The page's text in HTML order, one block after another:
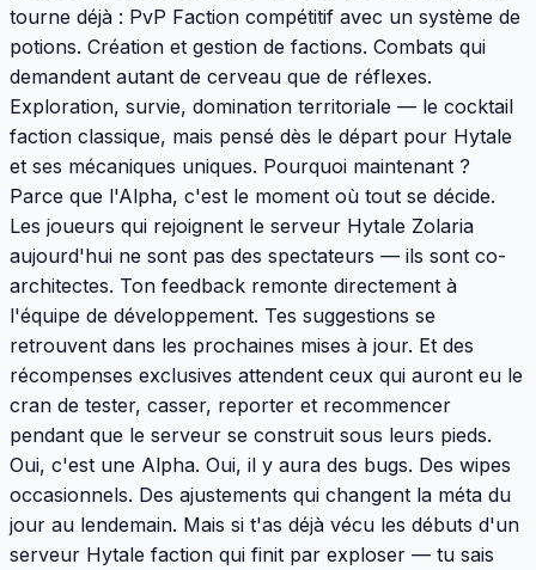
tourne déjà : PvP Faction compétitif avec un système de
potions. Création et gestion de factions. Combats qui
demandent autant de cerveau que de réflexes.
Exploration, survie, domination territoriale — le cocktail
faction classique, mais pensé dès le départ pour Hytale
et ses mécaniques uniques. Pourquoi maintenant ?
Parce que l'Alpha, c'est le moment où tout se décide.
Les joueurs qui rejoignent le serveur Hytale Zolaria
aujourd'hui ne sont pas des spectateurs — ils sont co-
architectes. Ton feedback remonte directement à
l'équipe de développement. Tes suggestions se
retrouvent dans les prochaines mises à jour. Et des
récompenses exclusives attendent ceux qui auront eu le
cran de tester, casser, reporter et recommencer
pendant que le serveur se construit sous leurs pieds.
Oui, c'est une Alpha. Oui, il y aura des bugs. Des wipes
occasionnels. Des ajustements qui changent la méta du
jour au lendemain. Mais si t'as déjà vécu les débuts d'un
serveur Hytale faction qui finit par exploser — tu sais